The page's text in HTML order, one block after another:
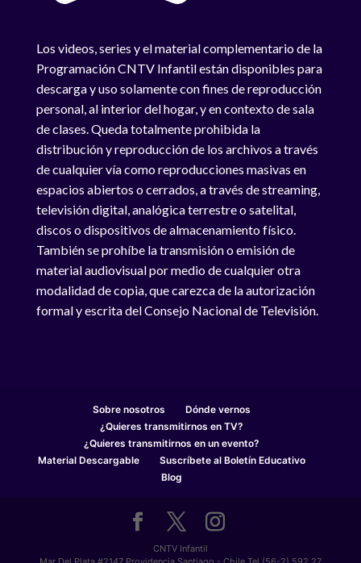
Los videos, series y el material complementario de la
Programación CNTV Infantil están disponibles para
descarga y uso solamente con fines de reproducción
personal, al interior del hogar, y en contexto de sala
de clases. Queda totalmente prohibida la
distribución y reproducción de los archivos a través
de cualquier vía como reproducciones masivas en
espacios abiertos o cerrados, a través de streaming,
televisión digital, analógica terrestre o satelital,
discos o dispositivos de almacenamiento físico.
También se prohíbe la transmisión o emisión de
material audiovisual por medio de cualquier otra
modalidad de copia, que carezca de la autorización
formal y escrita del Consejo Nacional de Televisión.
Sobre nosotros
Dónde vernos
¿Quieres transmitirnos en TV?
¿Quieres transmitirnos en un evento?
Material Descargable
Suscríbete al Boletín Educativo
Blog
CNTV Infantil